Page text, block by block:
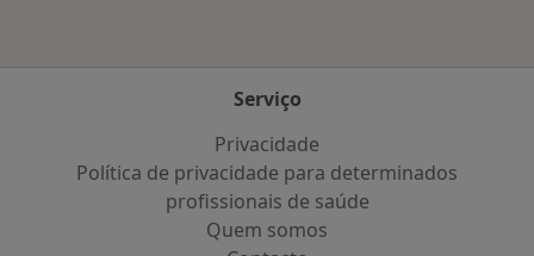
Serviço
Privacidade
Política de privacidade para determinados
profissionais de saúde
Quem somos